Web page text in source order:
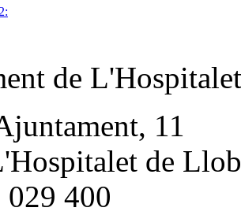
de L'Hospitalet
11
de
400